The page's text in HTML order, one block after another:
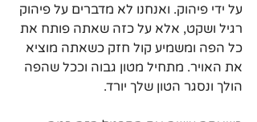
על ידי פיהוק. ואנחנו לא מדברים על פיהוק
רגיל ושקט, אלא על כזה שאתה פותח את
כל הפה ומשמיע קול חזק כשאתה מוציא
את האויר. מתחיל מטון גבוה וככל שהפה
הולך ונסגר הטון שלך יורד.